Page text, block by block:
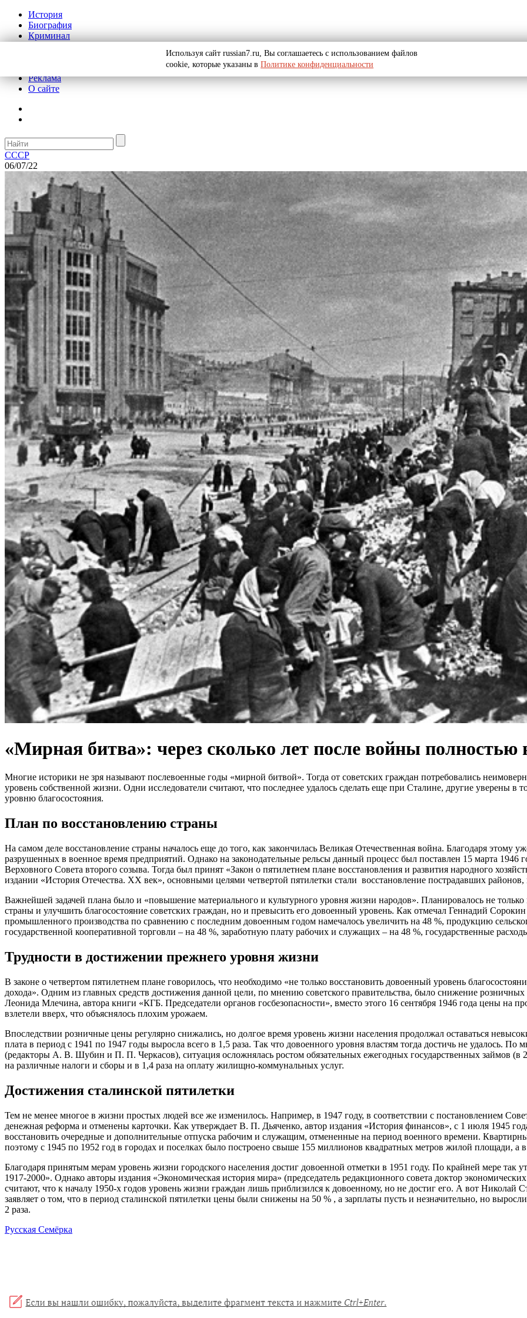
История
Биография
Криминал
Реклама
О сайте
СССР
06/07/22
«Мирная битва»: через сколько лет после войны
Многие историки не зря называют послевоенные годы «мирной битвой». Тогда от советских граждан потребовались
уровень собственной жизни. Одни исследователи считают, что последнее удалось сделать еще при Сталине, другие уверены
уровню благосостояния.
План по восстановлению страны
На самом деле восстановление страны началось еще до того, как закончилась Великая Отечественная война. Благодаря этому
разрушенных в военное время предприятий. Однако на законодательные рельсы данный процесс был поставлен 15 марта 1946
Верховного Совета второго созыва. Тогда был принят «Закон о пятилетнем плане восстановления и развития народного
издании «История Отечества. ХХ век», основными целями четвертой пятилетки стали восстановление пострадавших
Важнейшей задачей плана было и «повышение материального и культурного уровня жизни народов». Планировалось не
страны и улучшить благосостояние советских граждан, но и превысить его довоенный уровень. Как отмечал Геннадий
промышленного производства по сравнению с последним довоенным годом намечалось увеличить на 48 %, продукцию
государственной кооперативной торговли – на 48 %, заработную плату рабочих и служащих – на 48 %, государственные
Трудности в достижении прежнего уровня жизни
В законе о четвертом пятилетнем плане говорилось, что необходимо «не только восстановить довоенный уровень
дохода». Одним из главных средств достижения данной цели, по мнению советского правительства, было снижение
Леонида Млечина, автора книги «КГБ. Председатели органов госбезопасности», вместо этого 16 сентября 1946 года цены на
взлетели вверх, что объяснялось плохим урожаем.
Впоследствии розничные цены регулярно снижались, но долгое время уровень жизни населения продолжал оставаться
плата в период с 1941 по 1947 годы выросла всего в 1,5 раза. Так что довоенного уровня властям тогда достичь не удалось.
(редакторы А. В. Шубин и П. П. Черкасов), ситуация осложнялась ростом обязательных ежегодных государственных займов (в
на различные налоги и сборы и в 1,4 раза на оплату жилищно-коммунальных услуг.
Достижения сталинской пятилетки
Тем не менее многое в жизни простых людей все же изменилось. Например, в 1947 году, в соответствии с постановлением
денежная реформа и отменены карточки. Как утверждает В. П. Дьяченко, автор издания «История финансов», с 1 июля 1945
восстановить очередные и дополнительные отпуска рабочим и служащим, отмененные на период военного времени.
поэтому с 1945 по 1952 год в городах и поселках было построено свыше 155 миллионов квадратных метров жилой площади, а
Благодаря принятым мерам уровень жизни городского населения достиг довоенной отметки в 1951 году. По крайней мере
1917-2000». Однако авторы издания «Экономическая история мира» (председатель редакционного совета доктор
считают, что к началу 1950-х годов уровень жизни граждан лишь приблизился к довоенному, но не достиг его. А вот Николай
заявляет о том, что в период сталинской пятилетки цены были снижены на 50 % , а зарплаты пусть и незначительно, но
2 раза.
Русская Семёрка
Используя сайт russian7.ru, Вы соглашаетесь с использованием файлов
cookie, которые указаны в Политике конфиденциальности